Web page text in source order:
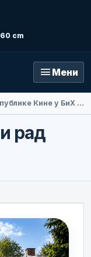
cm
menu Мени
Амбасадорка Народне Републике Кине у БиХ Ли Фан посјетила Добој
рад